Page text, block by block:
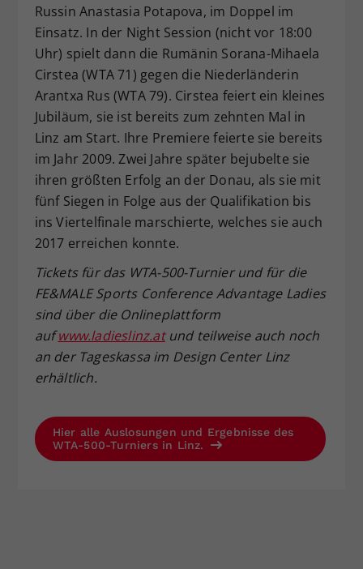
Russin Anastasia Potapova, im Doppel im
Einsatz. In der Night Session (nicht vor 18:00
Uhr) spielt dann die Rumänin Sorana-Mihaela
Cirstea (WTA 71) gegen die Niederländerin
Arantxa Rus (WTA 79). Cirstea feiert ein kleines
Jubiläum, sie ist bereits zum zehnten Mal in
Linz am Start. Ihre Premiere feierte sie bereits
im Jahr 2009. Zwei Jahre später bejubelte sie
ihren größten Erfolg an der Donau, als sie mit
fünf Siegen in Folge aus der Qualifikation bis
ins Viertelfinale marschierte, welches sie auch
2017 erreichen konnte.
Tickets für das WTA-500-Turnier und für die
FE&MALE Sports Conference Advantage Ladies
sind über die Onlineplattform
auf www.ladieslinz.atund teilweise auch noch
an der Tageskassaim Design Center Linz
erhältlich.
Hier alle Auslosungen und Ergebnisse des
WTA-500-Turniers in Linz.